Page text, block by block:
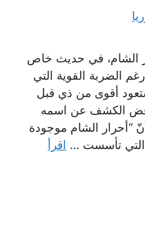
الشام، في حديث خاص
الضربة القوية التي
ستعود أقوى من ذي قبل
رفض الكشف عن اسمه
“أحرار الشام موجودة
التي تأسست … اقرأ